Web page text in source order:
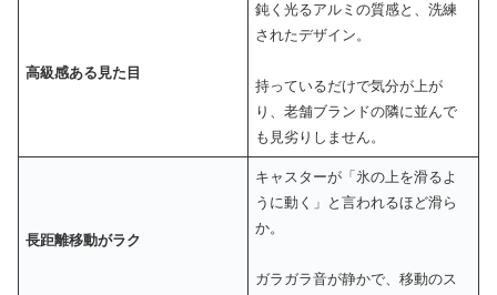
高級感ある見た目
鈍く光るアルミの質感と、洗練
されたデザイン。
持っているだけで気分が上が
り、老舗ブランドの隣に並んで
も見劣りしません。
長距離移動がラク
キャスターが「氷の上を滑るよ
うに動く」と言われるほど滑ら
か。
ガラガラ音が静かで、移動のス